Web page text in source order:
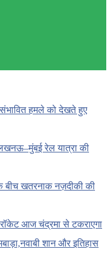
हमले को देखते हुए
रेल यात्रा की
बीच खतरनाक नज़दीकी की
रॉकेट आज चंद्रमा से टकराएगा
शान और इतिहास